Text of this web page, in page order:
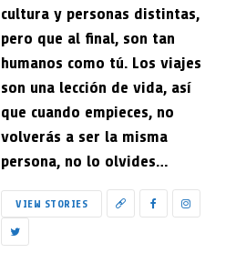
cultura y personas distintas,
pero que al final, son tan
humanos como tú. Los viajes
son una lección de vida, así
que cuando empieces, no
volverás a ser la misma
persona, no lo olvides…
VIEW STORIES